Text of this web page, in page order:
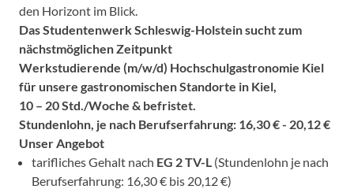
den Horizont im Blick.
Das Studentenwerk Schleswig-Holstein sucht zum
nächstmöglichen Zeitpunkt
Werkstudierende (m/w/d) Hochschulgastronomie Kiel
für unsere gastronomischen Standorte in Kiel,
10 – 20 Std./Woche & befristet.
Stundenlohn, je nach Berufserfahrung: 16,30 € - 20,12 €
Unser Angebot
tarifliches Gehalt nach EG 2 TV-L (Stundenlohn je nach
Berufserfahrung: 16,30 € bis 20,12 €)